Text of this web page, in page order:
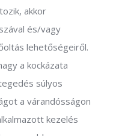
akkor
és/vagy
lehetőségeiről.
a kockázata
súlyos
a várandósságon
kezelés